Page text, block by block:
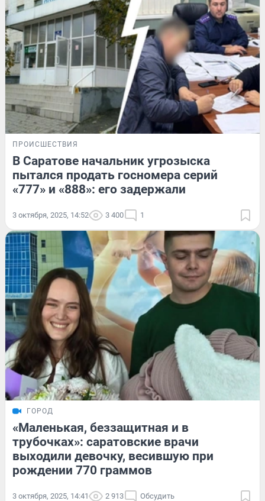
ПРОИСШЕСТВИЯ
В Саратове начальник угрозыска
пытался продать госномера серий
«777» и «888»: его задержали
3 октября, 2025, 14:52 3 400 1
ГОРОД
«Маленькая, беззащитная и в
трубочках»: саратовские врачи
выходили девочку, весившую при
рождении 770 граммов
3 октября, 2025, 14:41 2 913 Обсудить